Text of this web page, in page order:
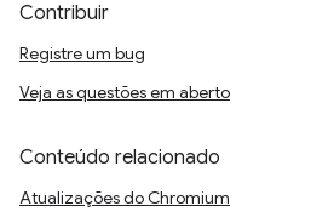
Contribuir
Registre um bug
Veja as questões em aberto
Conteúdo relacionado
Atualizações do Chromium